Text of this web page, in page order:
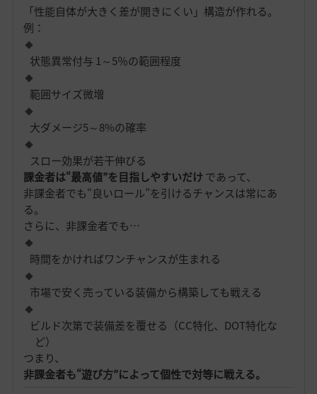
「性能自体が大きく差が開きにくい」構造が作れる。
例：
状態異常付与 1～5％の範囲程度
範囲サイズ微増
大ダメージ5～8%の確率
スロー効果が若干伸びる
課金者は“最高値”を目指しやすいだけであって、
非課金者でも“良いロール”を引けるチャンスは常にあ
る。
さらに、非課金者でも…
時間をかければワンチャンスが生まれる
市場で安く売っている装備から構築しても戦える
ビルド次第で装備差を覆せる（CC特化、DOT特化な
ど）
つまり、
非課金者も“遊び方”によって個性で対等に戦える。